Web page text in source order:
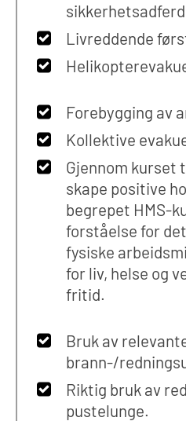
Livreddende
Forebygging av
Kollektive
Gjennom kurset
skape positive
begrepet HMS-
forståelse for
fysiske
for liv, helse og
fritid.
Bruk av
brann-/
Riktig bruk av
pustelunge.